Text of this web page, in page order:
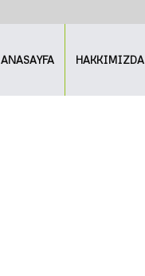
ANASAYFA HAKKIMIZDA